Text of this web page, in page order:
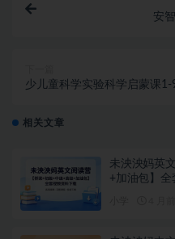
安
少儿童科学实验科学启蒙课
相关文章
未泱泱妈英
+加油包】